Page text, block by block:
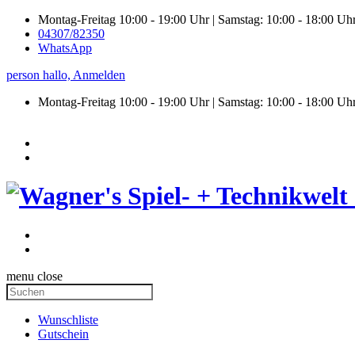
Montag-Freitag 10:00 - 19:00 Uhr | Samstag: 10:00 - 18:00
04307/82350
WhatsApp
person hallo, Anmelden
Montag-Freitag 10:00 - 19:00 Uhr | Samstag: 10:00 - 18:00
menu close
Wunschliste
Gutschein